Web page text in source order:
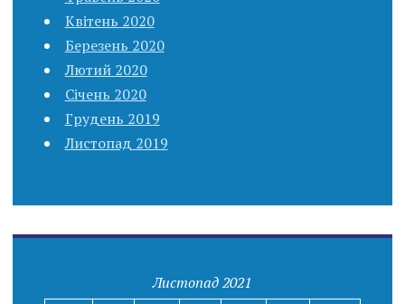
Квітень 2020
Березень 2020
Лютий 2020
Січень 2020
Грудень 2019
Листопад 2019
Листопад 2021